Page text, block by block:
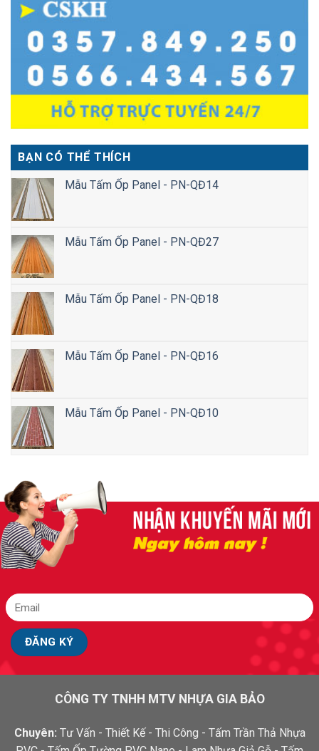
BẠN CÓ THỂ THÍCH
Mẫu Tấm Ốp Panel - PN-QĐ14
Mẫu Tấm Ốp Panel - PN-QĐ27
Mẫu Tấm Ốp Panel - PN-QĐ18
Mẫu Tấm Ốp Panel - PN-QĐ16
Mẫu Tấm Ốp Panel - PN-QĐ10
CÔNG TY TNHH MTV NHỰA GIA BẢO
Chuyên: Tư Vấn - Thiết Kế - Thi Công - Tấm Trần Thả Nhựa